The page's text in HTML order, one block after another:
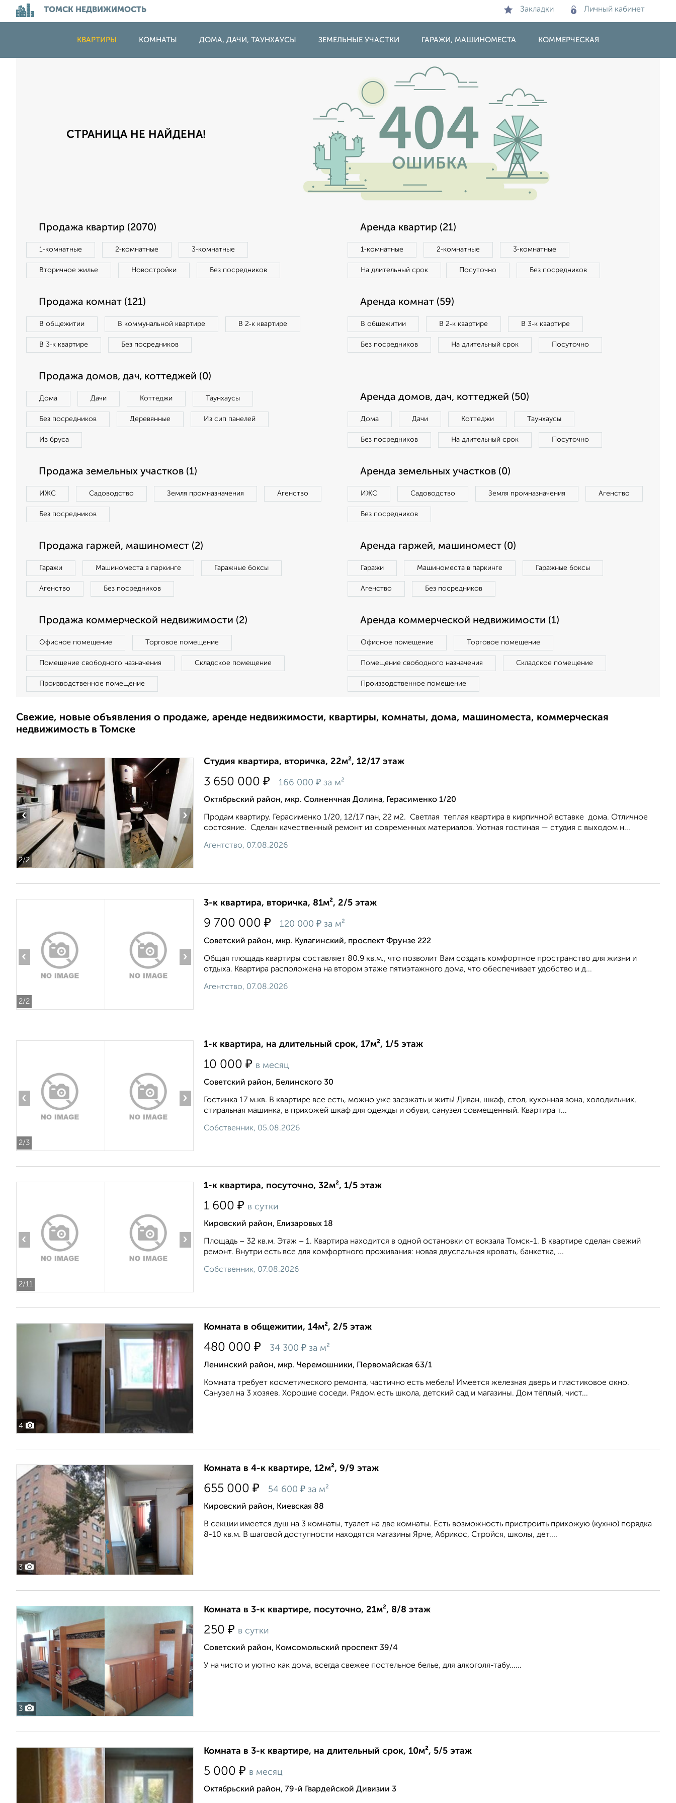
ТОМСК НЕДВИЖИМОСТЬ Закладки Личный кабинет
КВАРТИРЫ КОМНАТЫ ДОМА, ДАЧИ, ТАУНХАУСЫ ЗЕМЕЛЬНЫЕ УЧАСТКИ ГАРАЖИ, МАШИНОМЕСТА КОММЕРЧЕСКАЯ
СТРАНИЦА НЕ НАЙДЕНА!
Продажа квартир (2070)
1‑комнатные 2‑комнатные 3‑комнатные
Вторичное жилье Новостройки Без посредников
Аренда квартир (21)
1‑комнатные 2‑комнатные 3‑комнатные
На длительный срок Посуточно Без посредников
Продажа комнат (121)
В общежитии В коммунальной квартире В 2‑к квартире
В 3‑к квартире Без посредников
Аренда комнат (59)
В общежитии В 2‑к квартире В 3‑к квартире
Без посредников На длительный срок Посуточно
Продажа домов, дач, коттеджей (0)
Дома Дачи Коттеджи Таунхаусы
Без посредников Деревянные Из сип панелей
Из бруса
Аренда домов, дач, коттеджей (50)
Дома Дачи Коттеджи Таунхаусы
Без посредников На длительный срок Посуточно
Продажа земельных участков (1)
ИЖС Садоводство Земля промназначения Агенство
Без посредников
Аренда земельных участков (0)
ИЖС Садоводство Земля промназначения Агенство
Без посредников
Продажа гаржей, машиномест (2)
Гаражи Машиноместа в паркинге Гаражные боксы
Агенство Без посредников
Аренда гаржей, машиномест (0)
Гаражи Машиноместа в паркинге Гаражные боксы
Агенство Без посредников
Продажа коммерческой недвижимости (2)
Офисное помещение Торговое помещение
Помещение свободного назначения Складское помещение
Производственное помещение
Аренда коммерческой недвижимости (1)
Офисное помещение Торговое помещение
Помещение свободного назначения Складское помещение
Производственное помещение
Свежие, новые объявления о продаже, аренде недвижимости, квартиры, комнаты, дома, машиноместа, коммерческая
недвижимость в Томске
2/2
‹ ›
Студия квартира, вторичка, 22м², 12/17 этаж
3 650 000 ₽ 166 000 ₽ за м²
Октябрьский район, мкр. Солненчная Долина, Герасименко 1/20
Продам квартиру. Герасименко 1/20, 12/17 пан, 22 м2. Светлая теплая квартира в кирпичной вставке дома. Отличное
состояние. Сделан качественный ремонт из современных материалов. Уютная гостиная — студия с выходом н...
Агентство, 07.08.2026
2/2
‹ ›
3-к квартира, вторичка, 81м², 2/5 этаж
9 700 000 ₽ 120 000 ₽ за м²
Советский район, мкр. Кулагинский, проспект Фрунзе 222
Общая площадь квартиры составляет 80.9 кв.м., что позволит Вам создать комфортное пространство для жизни и
отдыха. Квартира расположена на втором этаже пятиэтажного дома, что обеспечивает удобство и д...
Агентство, 07.08.2026
2/3
‹ ›
1-к квартира, на длительный срок, 17м², 1/5 этаж
10 000 ₽ в месяц
Советский район, Белинского 30
Гостинка 17 м.кв. В квартире все есть, можно уже заезжать и жить! Диван, шкаф, стол, кухонная зона, холодильник,
стиральная машинка, в прихожей шкаф для одежды и обуви, санузел совмещенный. Квартира т...
Собственник, 05.08.2026
2/11
‹ ›
1-к квартира, посуточно, 32м², 1/5 этаж
1 600 ₽ в сутки
Кировский район, Елизаровых 18
Площадь – 32 кв.м. Этаж – 1. Квартира находится в одной остановки от вокзала Томск-1. В квартире сделан свежий
ремонт. Внутри есть все для комфортного проживания: новая двуспальная кровать, банкетка, ...
Собственник, 07.08.2026
4
Комната в общежитии, 14м², 2/5 этаж
480 000 ₽ 34 300 ₽ за м²
Ленинский район, мкр. Черемошники, Первомайская 63/1
Комната требует косметического ремонта, частично есть мебель! Имеется железная дверь и пластиковое окно.
Санузел на 3 хозяев. Хорошие соседи. Рядом есть школа, детский сад и магазины. Дом тёплый, чист...
3
Комната в 4-к квартире, 12м², 9/9 этаж
655 000 ₽ 54 600 ₽ за м²
Кировский район, Киевская 88
В секции имеется душ на 3 комнаты, туалет на две комнаты. Есть возможность пристроить прихожую (кухню) порядка
8-10 кв.м. В шаговой доступности находятся магазины Ярче, Абрикос, Стройся, школы, дет....
3
Комната в 3-к квартире, посуточно, 21м², 8/8 этаж
250 ₽ в сутки
Советский район, Комсомольский проспект 39/4
У на чисто и уютно как дома, всегда свежее постельное белье, для алкоголя-табу......
Комната в 3-к квартире, на длительный срок, 10м², 5/5 этаж
5 000 ₽ в месяц
Октябрьский район, 79-й Гвардейской Дивизии 3